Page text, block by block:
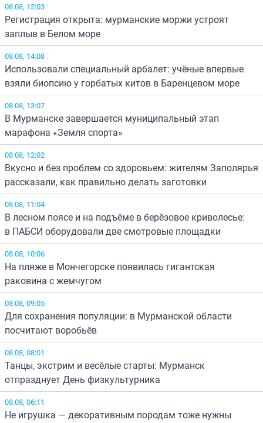
08.08, 15:03
Регистрация открыта: мурманские моржи устроят
заплыв в Белом море
08.08, 14:08
Использовали специальный арбалет: учёные впервые
взяли биопсию у горбатых китов в Баренцевом море
08.08, 13:07
В Мурманске завершается муниципальный этап
марафона «Земля спорта»
08.08, 12:02
Вкусно и без проблем со здоровьем: жителям Заполярья
рассказали, как правильно делать заготовки
08.08, 11:04
В лесном поясе и на подъёме в берёзовое криволесье:
в ПАБСИ оборудовали две смотровые площадки
08.08, 10:06
На пляже в Мончегорске появилась гигантская
раковина с жемчугом
08.08, 09:05
Для сохранения популяции: в Мурманской области
посчитают воробьёв
08.08, 08:01
Танцы, экстрим и весёлые старты: Мурманск
отпразднует День физкультурника
08.08, 06:11
Не игрушка — декоративным породам тоже нужны